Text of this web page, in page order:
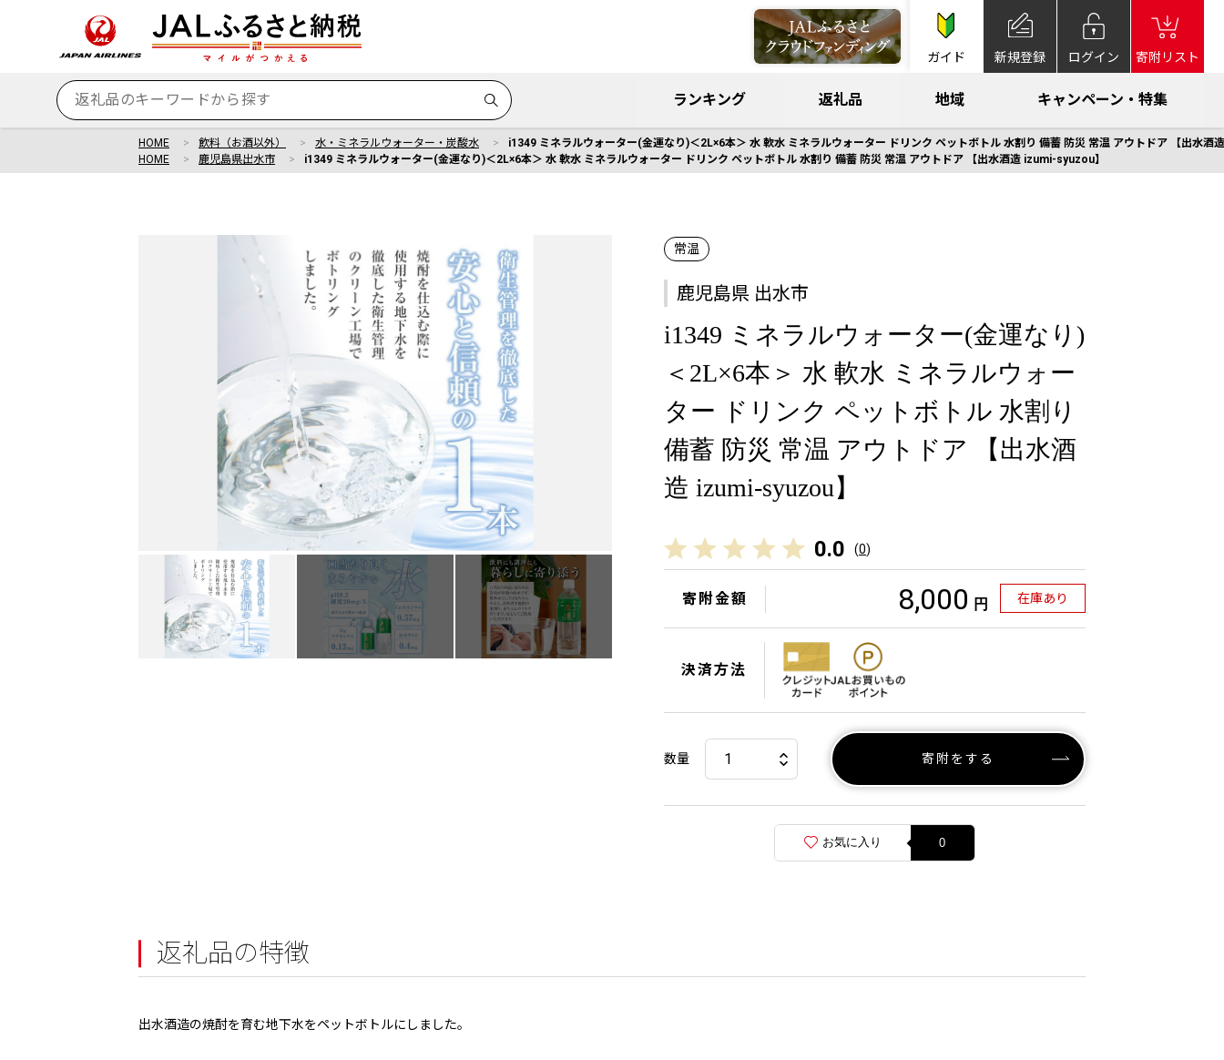
ガイド 新規登録 ログイン 寄附リスト
ランキング 返礼品 地域 キャンペーン・特集
HOME 飲料（お酒以外） 水・ミネラルウォーター・炭酸水
i1349 ミネラルウォーター(金運なり)＜2L×6本＞ 水 軟水 ミネラルウォーター ドリンク ペットボトル 水割り 備蓄 防災 常温 アウトドア 【出水
HOME
鹿児島県出水市 i1349 ミネラルウォーター(金運なり)＜2L×6本＞ 水 軟水 ミネラルウォーター ドリンク ペットボトル 水割り 備蓄 防災 常温 アウトドア 【出水酒造 izumi-syuzou】
常温
鹿児島県 出水市
i1349 ミネラルウォーター(金運なり)
＜2L×6本＞ 水 軟水 ミネラルウォー
ター ドリンク ペットボトル 水割り
備蓄 防災 常温 アウトドア 【出水酒
造 izumi-syuzou】
0.0 (0)
寄附金額 8,000 円 在庫あり
決済方法
数量 寄附をする
お気に入り 0
返礼品の特徴
出水酒造の焼酎を育む地下水をペットボトルにしました。